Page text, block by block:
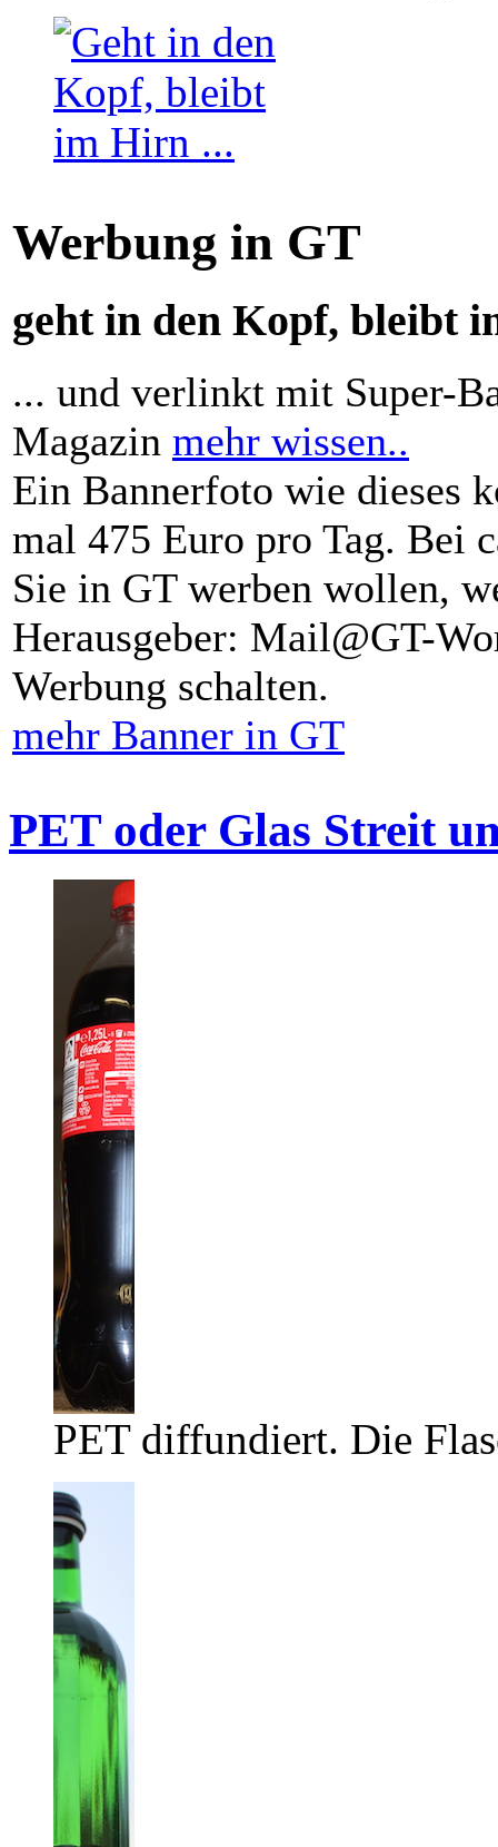
Werbung in GT
geht in den Kopf, bleibt
... und verlinkt mit Super-
Magazin mehr wissen..
Ein Bannerfoto wie dieses
mal 475 Euro pro Tag. Bei
Sie in GT werben wollen,
Herausgeber: Mail@GT-
Werbung schalten.
mehr Banner in GT
PET oder Glas Streit
PET diffundiert. Die